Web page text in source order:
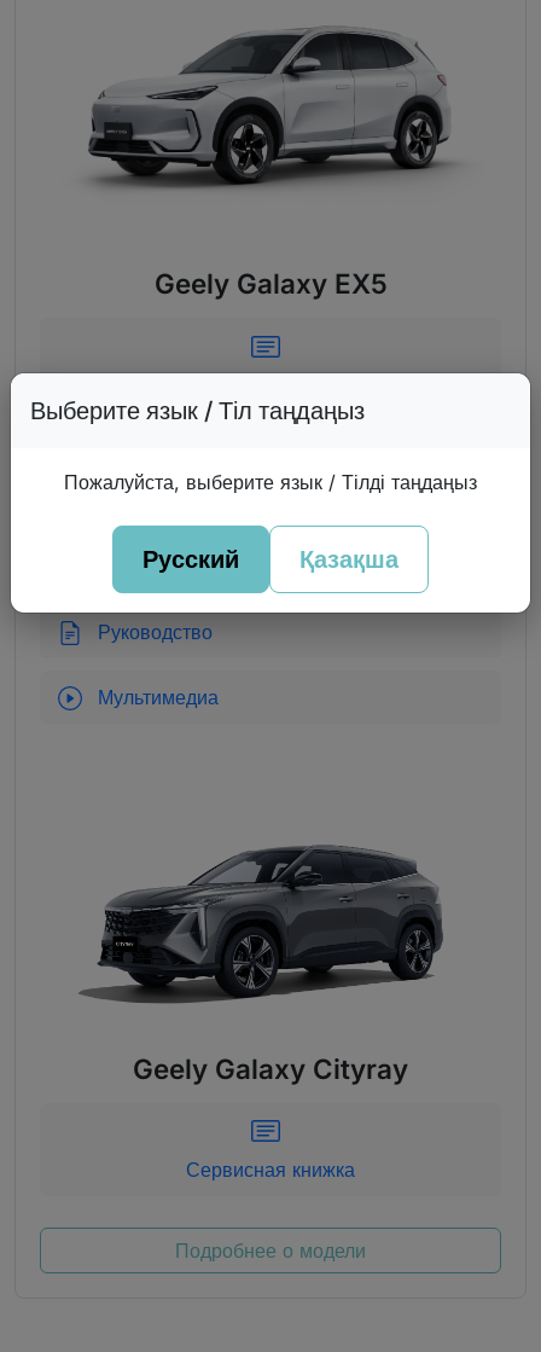
Geely Galaxy EX5
Руководство
Мультимедиа
Geely Galaxy Cityray
Сервисная книжка
Подробнее о модели
Выберите язык / Тіл таңдаңыз
Пожалуйста, выберите язык / Тілді таңдаңыз
Русский Қазақша